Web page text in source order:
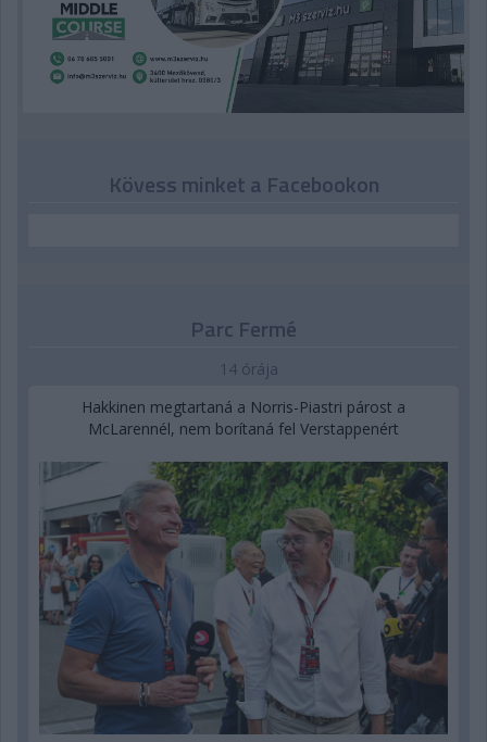
Kövess minket a Facebookon
Parc Fermé
14 órája
Hakkinen megtartaná a Norris-Piastri párost a
McLarennél, nem borítaná fel Verstappenért